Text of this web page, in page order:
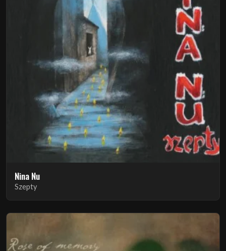
Nina Nu
Szepty